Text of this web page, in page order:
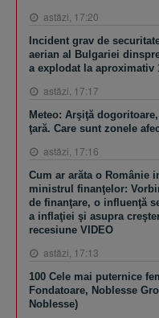
astăzi, 17:20
Incident grav de
aerian al Bulgariei
a explodat la
astăzi, 17:17
Meteo: Arşiţă
ţară. Care sunt zonele
astăzi, 17:16
Cum ar arăta o Românie
ministrul finanţelor:
de finanţare, o influenţă
a inflaţiei şi asupra
recesiune VIDEO
astăzi, 17:13
100 Cele mai puternice
Fondatoare, Noblesse
Noblesse)